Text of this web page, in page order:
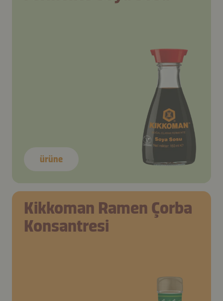
ürüne
Kikkoman Ramen Çorba
Konsantresi